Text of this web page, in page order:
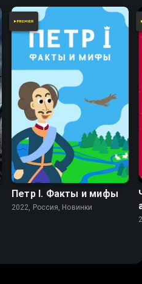
Петр I. Факты и мифы
2022, Россия, Новинки